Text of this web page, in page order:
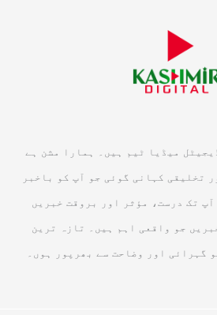
میڈیا ٹیم ہیں۔ ہمارا مشن ہے
تخلیقی کہانی گوئی جو آپ کو باخبر
تک درست، مؤثر اور بروقت خبریں
جو واقعی اہم ہیں۔ تازہ ترین
گہرائی اور وضاحت سے بھرپور ہوں۔